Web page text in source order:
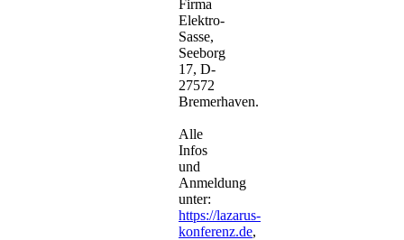
Firma
Elektro-
Sasse,
Seeborg
17, D-
27572
Bremerhaven.
Alle
Infos
und
Anmeldung
unter:
https://lazarus-
konferenz.de,